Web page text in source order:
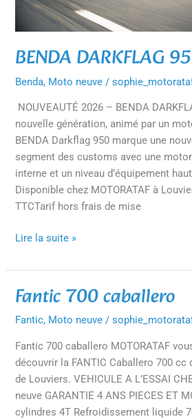
BENDA DARKFLAG
Benda, Moto neuve /
NOUVEAUTÉ 2026 – BENDA
nouvelle génération, animé par un
BENDA Darkflag 950 marque une
segment des customs avec une
interne et un niveau d’équipement
Disponible chez MOTORATAF à
TTCTarif hors frais de mise
Lire la suite »
Fantic 700 caballero
Fantic, Moto neuve /
Fantic 700 caballero MOTORATAF
découvrir la FANTIC Caballero 700 cc
de Louviers. VEHICULE A L’ESSAI
neuve GARANTIE 4 ANS PIECES ET
cylindres 4T Refroidissement liquide
Fantic
caballero